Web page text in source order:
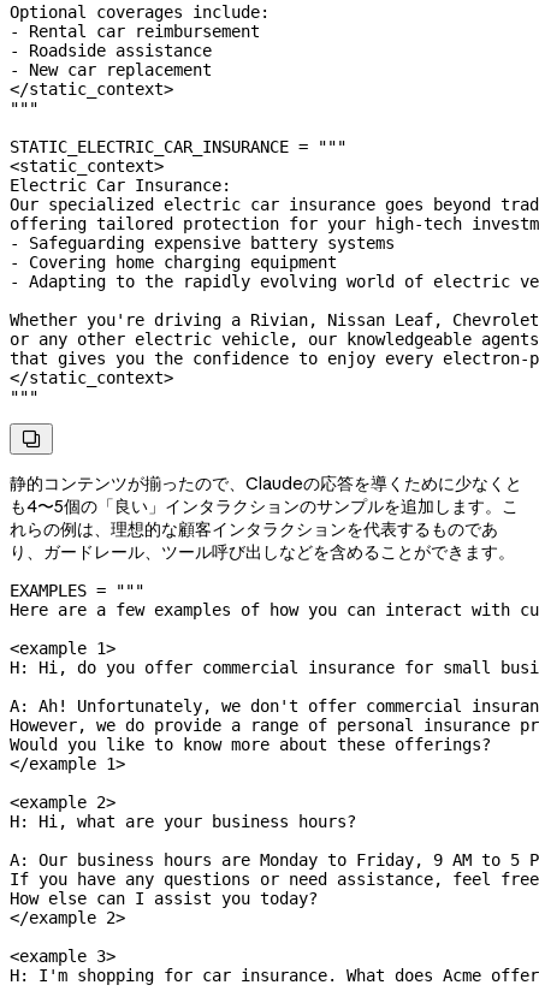
Optional coverages include:
- Rental car reimbursement
- Roadside assistance
- New car replacement
</static_context>
"""
STATIC_ELECTRIC_CAR_INSURANCE = """
<static_context>
Electric Car Insurance:
Our specialized electric car insurance goes beyond
offering tailored protection for your high-tech
- Safeguarding expensive battery systems
- Covering home charging equipment
- Adapting to the rapidly evolving world of electric
Whether you're driving a Rivian, Nissan Leaf,
or any other electric vehicle, our knowledgeable
that gives you the confidence to enjoy every electron-
</static_context>
"""

静的コンテンツが揃ったので、Claudeの応答を導くために少なくと
も4〜5個の「良い」インタラクションのサンプルを追加します。こ
れらの例は、理想的な顧客インタラクションを代表するものであ
り、ガードレール、ツール呼び出しなどを含めることができます。
EXAMPLES = """
Here are a few examples of how you can interact with
<example 1>
H: Hi, do you offer commercial insurance for small
A: Ah! Unfortunately, we don't offer commercial
However, we do provide a range of personal
Would you like to know more about these offerings?
</example 1>
<example 2>
H: Hi, what are your business hours?
A: Our business hours are Monday to Friday, 9 AM to 5
If you have any questions or need assistance, feel
How else can I assist you today?
</example 2>
<example 3>
H: I'm shopping for car insurance. What does Acme